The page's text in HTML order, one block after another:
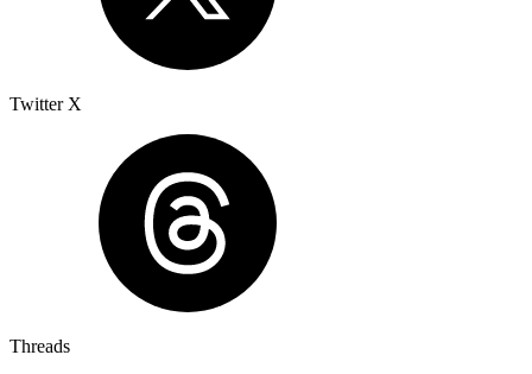
Twitter X
Threads